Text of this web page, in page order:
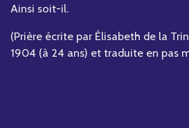
Ainsi soit-il.
(Prière écrite par Élisabeth de la
1904 (à 24 ans) et traduite en pas